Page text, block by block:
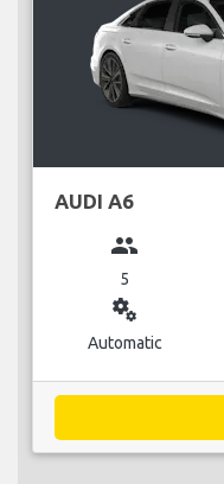
AUDI A6
group
5
miscellaneous_services
Automatic